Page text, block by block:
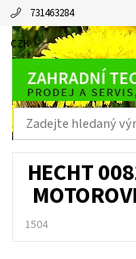
731463284
CZK
HECHT
1504